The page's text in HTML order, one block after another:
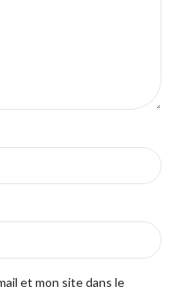
et mon site dans le